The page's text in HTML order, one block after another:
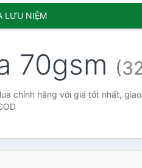
LƯU NIỆM
70gsm
chính hãng với giá tốt nhất,